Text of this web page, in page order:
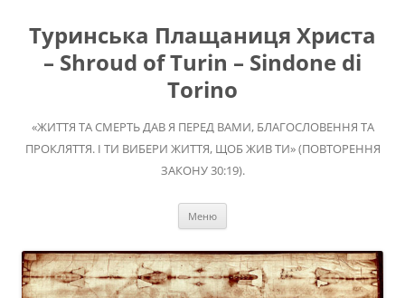
вмісту
Туринська Плащаниця Христа
– Shroud of Turin – Sindone di
Torino
«ЖИТТЯ ТА СМЕРТЬ ДАВ Я ПЕРЕД ВАМИ, БЛАГОСЛОВЕННЯ ТА
ПРОКЛЯТТЯ. І ТИ ВИБЕРИ ЖИТТЯ, ЩОБ ЖИВ ТИ» (ПОВТОРЕННЯ
ЗАКОНУ 30:19).
Меню